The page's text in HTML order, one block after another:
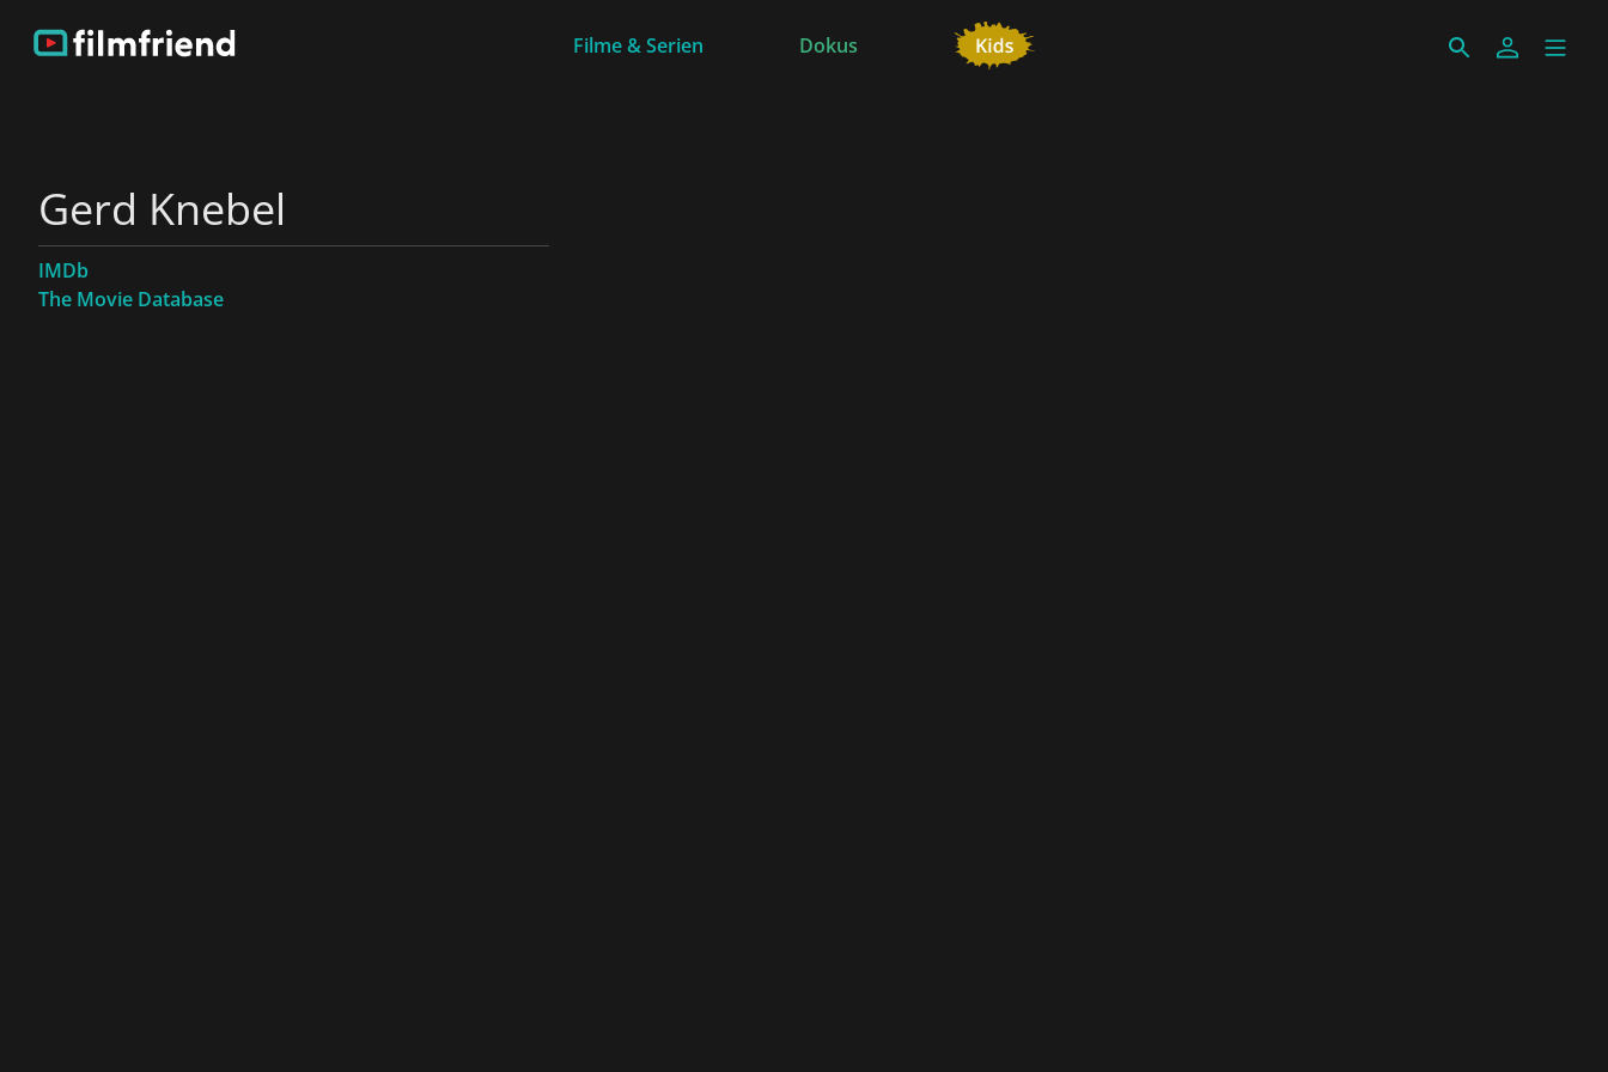
Filme & Serien Dokus
Gerd Knebel
IMDb
The Movie Database